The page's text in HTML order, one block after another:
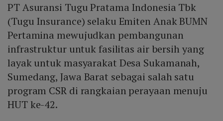
PT Asuransi Tugu Pratama Indonesia Tbk
(Tugu Insurance) selaku Emiten Anak BUMN
Pertamina mewujudkan pembangunan
infrastruktur untuk fasilitas air bersih yang
layak untuk masyarakat Desa Sukamanah,
Sumedang, Jawa Barat sebagai salah satu
program CSR di rangkaian perayaan menuju
HUT ke-42.